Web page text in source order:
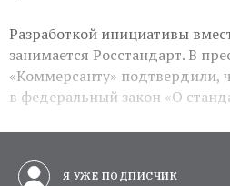
Разработкой инициативы
занимается Росстандарт. В
«Коммерсанту» подтвердили,
в федеральный закон «О
Я УЖЕ ПОДПИСЧИК